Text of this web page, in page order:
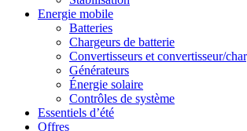
Energie mobile
Batteries
Chargeurs de batterie
Convertisseurs et convertisseur/
Générateurs
Énergie solaire
Contrôles de système
Essentiels d’été
Offres